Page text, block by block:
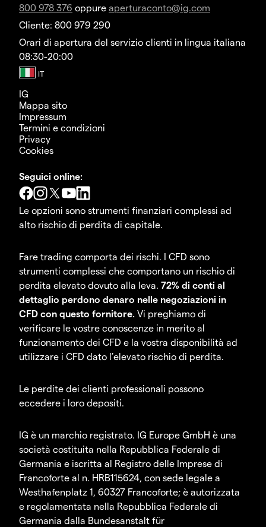
800 978 376 oppure aperturaconto@ig.com
Cliente: 800 979 290
Orari di apertura del servizio clienti in lingua italiana
08:30-20:00
IG
Mappa sito
Impressum
Termini e condizioni
Privacy
Cookies
Seguici online:
Le opzioni sono strumenti finanziari complessi ad
alto rischio di perdita di capitale.
Fare trading comporta dei rischi. I CFD sono
strumenti complessi che comportano un rischio di
perdita elevato dovuto alla leva. 72% di conti al
dettaglio perdono denaro nelle negoziazioni in
CFD con questo fornitore. Vi preghiamo di
verificare le vostre conoscenze in merito al
funzionamento dei CFD e la vostra disponibilità ad
utilizzare i CFD dato l’elevato rischio di perdita.
Le perdite dei clienti professionali possono
eccedere i loro depositi.
IG è un marchio registrato. IG Europe GmbH è una
società costituita nella Repubblica Federale di
Germania e iscritta al Registro delle Imprese di
Francoforte al n. HRB115624, con sede legale a
Westhafenplatz 1, 60327 Francoforte; è autorizzata
e regolamentata nella Repubblica Federale di
Germania dalla Bundesanstalt für